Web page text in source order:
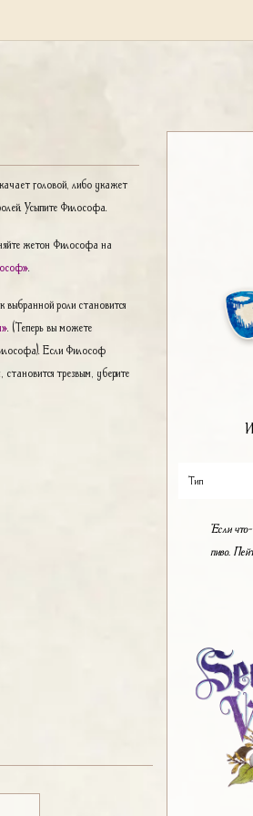
Тип
"Если
пиво.
головой, либо укажет
Усыпите Философа.
жетон Философа на
.
выбранной роли становится
. (Теперь вы можете
Если Философ
трезвым, уберите